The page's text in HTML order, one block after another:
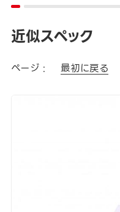
近似スペック
ページ : 最初に戻る